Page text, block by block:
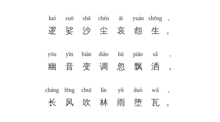
luó
逻
suō
娑
shā
沙
chén
尘
āi
哀
yuàn
怨
shēng
生
。
。
yōu
幽
yīn
音
biàn
变
diào
调
hū
忽
piāo
飘
sǎ
洒
，
，
cháng
长
fēng
风
chuī
吹
lín
林
yǔ
雨
duò
堕
wǎ
瓦
。
。